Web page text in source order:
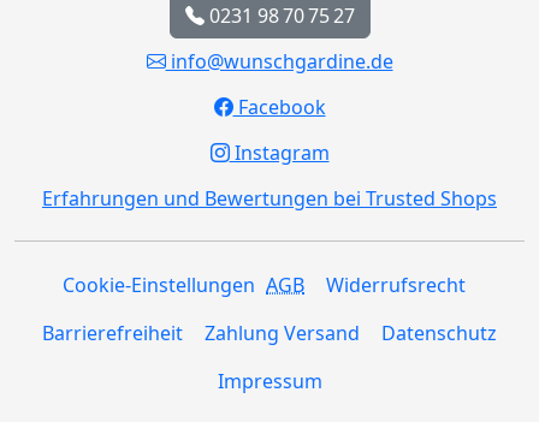
0231 98 70 75 27
info@wunschgardine.de
Facebook
Instagram
Erfahrungen und Bewertungen bei Trusted Shops
Cookie-Einstellungen AGB
Widerrufsrecht
Barrierefreiheit
Zahlung Versand
Datenschutz
Impressum